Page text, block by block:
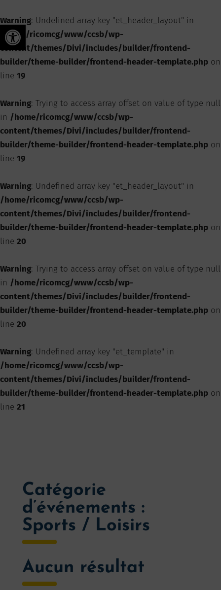
Ouvrir la barre d’outils
Warning: Undefined array key "et_header_layout" in
/home/ricomcg/www/ccsb/wp-
content/themes/Divi/includes/builder/frontend-
builder/theme-builder/frontend-header-template.php on
line 19
Warning: Trying to access array offset on value of type null
in /home/ricomcg/www/ccsb/wp-
content/themes/Divi/includes/builder/frontend-
builder/theme-builder/frontend-header-template.php on
line 19
Warning: Undefined array key "et_header_layout" in
/home/ricomcg/www/ccsb/wp-
content/themes/Divi/includes/builder/frontend-
builder/theme-builder/frontend-header-template.php on
line 20
Warning: Trying to access array offset on value of type null
in /home/ricomcg/www/ccsb/wp-
content/themes/Divi/includes/builder/frontend-
builder/theme-builder/frontend-header-template.php on
line 20
Warning: Undefined array key "et_template" in
/home/ricomcg/www/ccsb/wp-
content/themes/Divi/includes/builder/frontend-
builder/theme-builder/frontend-header-template.php on
line 21
Catégorie
d’événements :
Sports / Loisirs
Aucun résultat